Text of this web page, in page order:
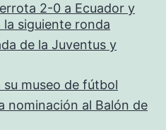
2-0 a Ecuador y
siguiente ronda
de la Juventus y
museo de fútbol
nominación al Balón de